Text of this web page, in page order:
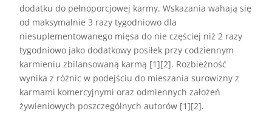
dodatku do pełnoporcjowej karmy. Wskazania wahają się
od maksymalnie 3 razy tygodniowo dla
niesuplementowanego mięsa do nie częściej niż 2 razy
tygodniowo jako dodatkowy posiłek przy codziennym
karmieniu zbilansowaną karmą [1][2]. Rozbieżność
wynika z różnic w podejściu do mieszania surowizny z
karmami komercyjnymi oraz odmiennych założeń
żywieniowych poszczególnych autorów [1][2].